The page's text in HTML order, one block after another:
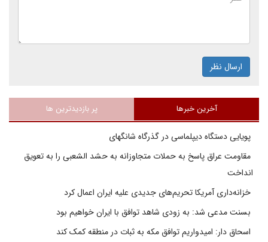
ارسال نظر
آخرین خبرها پر بازدیدترین ها
پویایی دستگاه دیپلماسی در گذرگاه شانگهای
مقاومت عراق پاسخ به حملات متجاوزانه به حشد الشعبی را به تعویق
انداخت
خزانه‌داری آمریکا تحریم‌های جدیدی علیه ایران اعمال کرد
بسنت مدعی شد: به زودی شاهد توافق با ایران خواهیم بود
اسحاق دار: امیدواریم توافق مکه به ثبات در منطقه کمک کند